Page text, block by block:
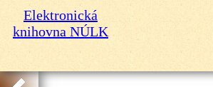
Elektronická
knihovna NÚLK